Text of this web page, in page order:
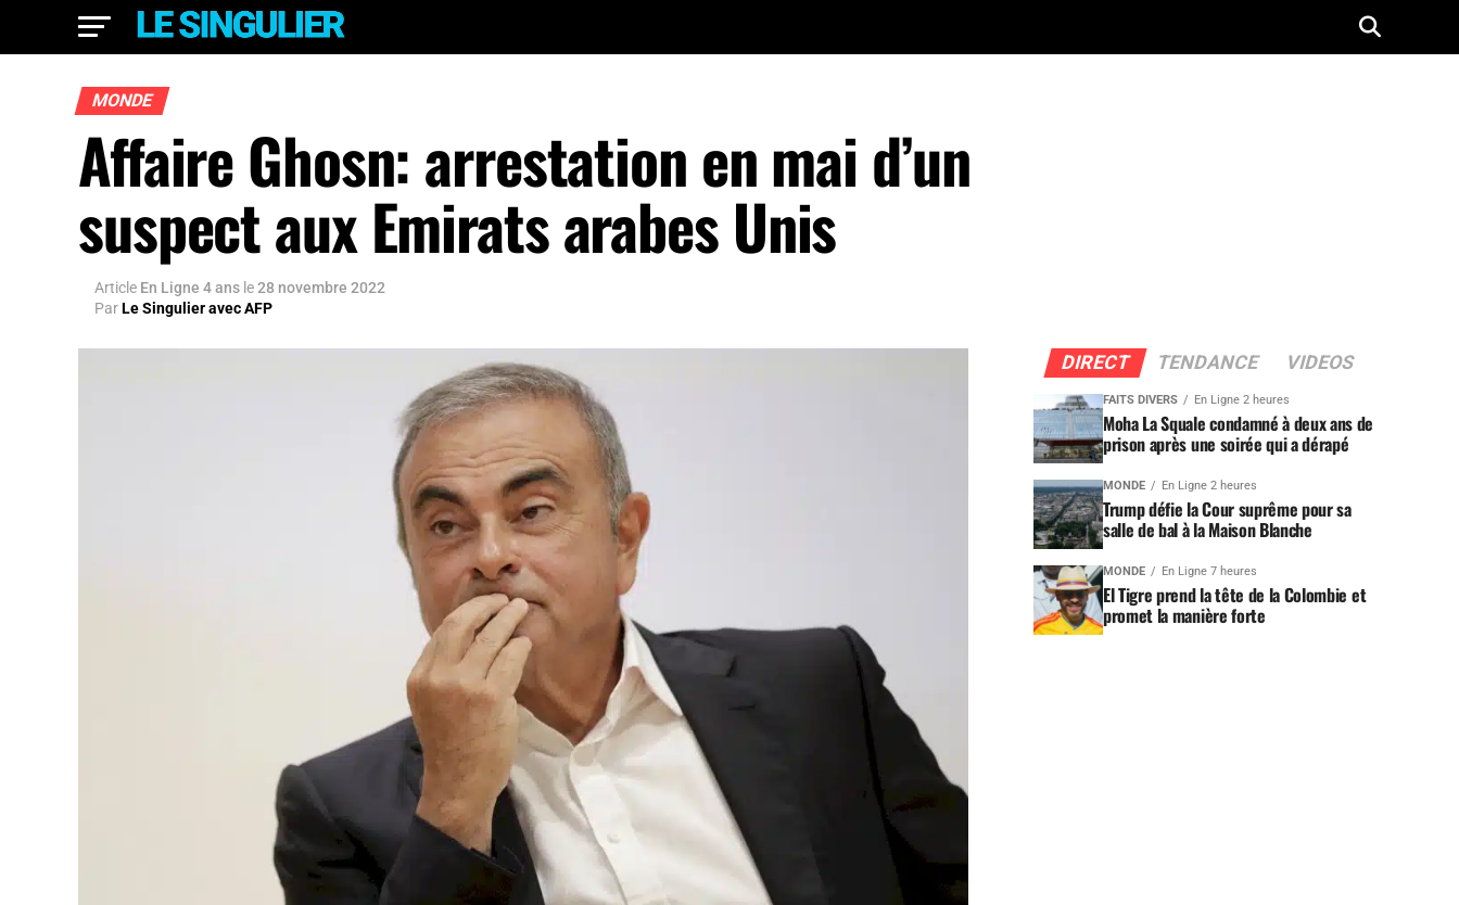
MONDE
Affaire Ghosn: arrestation en mai d’un
suspect aux Emirats arabes Unis
Article En Ligne 4 ans le28 novembre 2022
ParLe Singulier avec AFP
DIRECT TENDANCE VIDEOS
FAITS DIVERS En Ligne 2 heures
Moha La Squale condamné à deux ans de
prison après une soirée qui a dérapé
MONDE En Ligne 2 heures
Trump défie la Cour suprême pour sa
salle de bal à la Maison Blanche
MONDE En Ligne 7 heures
El Tigre prend la tête de la Colombie et
promet la manière forte